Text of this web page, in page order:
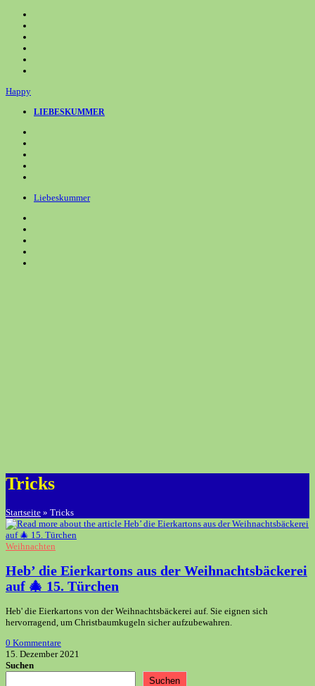
Inhalt
springen
Happy
LIEBESKUMMER
Liebeskummer
Tricks
Startseite » Tricks
Weihnachten
Heb’ die Eierkartons aus der Weihnachtsbäckerei
auf 🎄 15. Türchen
Heb' die Eierkartons von der Weihnachtsbäckerei auf. Sie eignen sich
hervorragend, um Christbaumkugeln sicher aufzubewahren.
0 Kommentare
15. Dezember 2021
Suchen
Suchen